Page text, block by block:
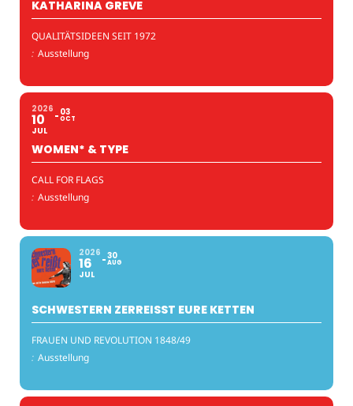
KATHARINA GREVE
QUALITÄTSIDEEN SEIT 1972
: Ausstellung
2026
10
JUL
03
OCT
WOMEN* & TYPE
CALL FOR FLAGS
: Ausstellung
2026
16
JUL
30
AUG
SCHWESTERN ZERREISST EURE KETTEN
FRAUEN UND REVOLUTION 1848/49
: Ausstellung